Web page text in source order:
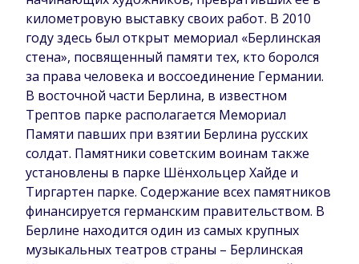
километровую выставку своих работ. В 2010
году здесь был открыт мемориал «Берлинская
стена», посвященный памяти тех, кто боролся
за права человека и воссоединение Германии.
В восточной части Берлина, в известном
Трептов парке располагается Мемориал
Памяти павших при взятии Берлина русских
солдат. Памятники советским воинам также
установлены в парке Шёнхольцер Хайде и
Тиргартен парке. Содержание всех памятников
финансируется германским правительством. В
Берлине находится один из самых крупных
музыкальных театров страны – Берлинская